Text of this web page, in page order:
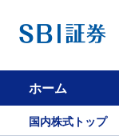
ホーム
国内株式トップ